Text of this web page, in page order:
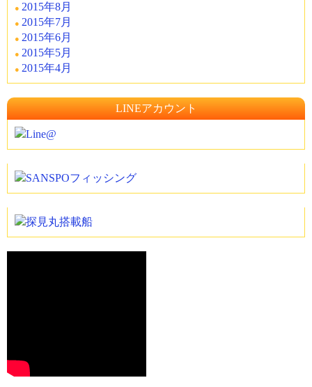
2015年8月
2015年7月
2015年6月
2015年5月
2015年4月
LINEアカウント